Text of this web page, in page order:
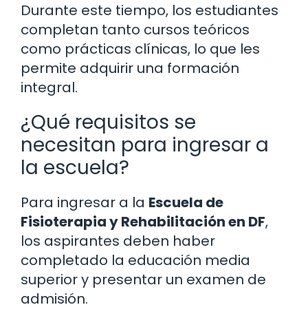
Durante este tiempo, los estudiantes
completan tanto cursos teóricos
como prácticas clínicas, lo que les
permite adquirir una formación
integral.
¿Qué requisitos se
necesitan para ingresar a
la escuela?
Para ingresar a la Escuela de
Fisioterapia y Rehabilitación en DF,
los aspirantes deben haber
completado la educación media
superior y presentar un examen de
admisión.